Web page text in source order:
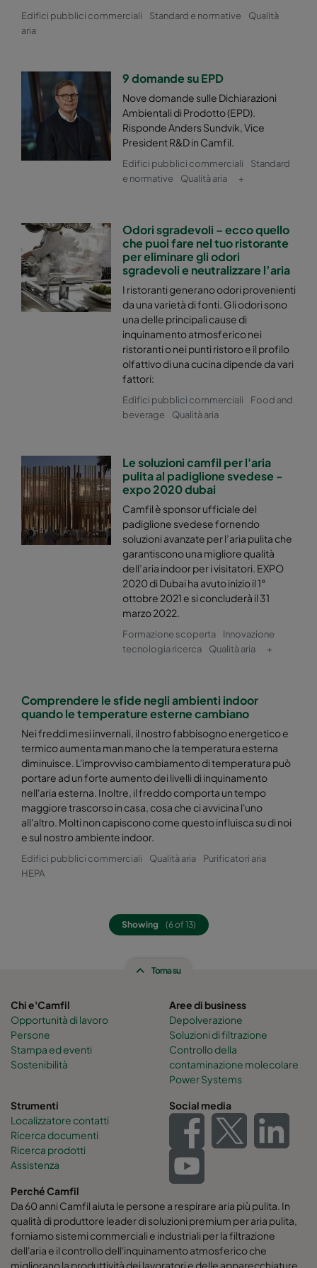
Hi-Flo 2550 :: 592x287x520-10-25 ePM2,5 50%
Hi-Flo 2550 :: 287x287x520-5-25 ePM2,5 50%
Hi-Flo 2550 :: 592x892x520-10-25 ePM2,5 50%
Hi-Flo 2550 :: 490x892x520-8-25 ePM2,5 50%
Hi-Flo 2550 :: 592x592x600-8-25 ePM2,5 50%
Hi-Flo 2550 :: 592x490x600-8-25 ePM2,5 50%
Hi-Flo 2550 :: 490x592x600-6-25 ePM2,5 50%
Hi-Flo 2550 :: 592x287x600-8-25 ePM2,5 50%
Hi-Flo 2550 :: 287x592x600-4-25 ePM2,5 50%
Hi-Flo 2550 :: 592x592x520-8-25 ePM2,5 50%
Hi-Flo 2550 :: 592x490x520-8-25 ePM2,5 50%
Hi-Flo 2550 :: 490x592x520-6-25 ePM2,5 50%
Hi-Flo 2550 :: 592x287x520-8-25 ePM2,5 50%
Hi-Flo 2550 :: 287x592x520-4-25 ePM2,5 50%
Hi-Flo 2550 :: 592x592x370-8-25 ePM2,5 50%
Hi-Flo 2550 :: 592x490x370-8-25 ePM2,5 50%
Hi-Flo 2550 :: 490x592x370-6-25 ePM2,5 50%
Hi-Flo 2550 :: 592x287x370-8-25 ePM2,5 50%
Hi-Flo 2550 :: 287x592x370-4-25 ePM2,5 50%
Hi-Flo 2550 :: 592/592/600-6-25
Hi-Flo 2550 :: 592x490x600-6-25
Hi-Flo 2550 :: 490x592x600-5-25 ePM2,5 50%
Hi-Flo 2550 :: 592x287x600-6-25 ePM2,5 50%
Hi-Flo 2550 :: 287x287x600-3-25 ePM2,5 50%
Hi-Flo 0160 :: 592x592x640-12-25
Hi-Flo 0160 :: 592x490x640-12-25 ePM1 60%
Hi-Flo 0160 :: 490x592x640-10-25 ePM1 60%
Edifici pubblici commerciali Standard e normative
Qualità
aria
9 domande su EPD
Nove domande sulle Dichiarazioni
Ambientali di Prodotto (EPD).
Risponde Anders Sundvik, Vice
President R&D in Camfil.
Edifici pubblici commerciali
Standard
e normative
Qualità aria +
Odori sgradevoli – ecco quello
che puoi fare nel tuo ristorante
per eliminare gli odori
sgradevoli e neutralizzare l’aria
I ristoranti generano odori provenienti
da una varietà di fonti. Gli odori sono
una delle principali cause di
inquinamento atmosferico nei
ristoranti o nei punti ristoro e il profilo
olfattivo di una cucina dipende da vari
fattori:
Edifici pubblici commerciali
Food and
beverage
Qualità aria
Le soluzioni camfil per l'aria
pulita al padiglione svedese -
expo 2020 dubai
Camfil è sponsor ufficiale del
padiglione svedese fornendo
soluzioni avanzate per l’aria pulita che
garantiscono una migliore qualità
dell’aria indoor per i visitatori. EXPO
2020 di Dubai ha avuto inizio il 1°
ottobre 2021 e si concluderà il 31
marzo 2022.
Formazione scoperta
Innovazione
tecnologia ricerca
Qualità aria +
Comprendere le sfide negli ambienti indoor
quando le temperature esterne cambiano
Nei freddi mesi invernali, il nostro fabbisogno energetico e
termico aumenta man mano che la temperatura esterna
diminuisce. L'improvviso cambiamento di temperatura può
portare ad un forte aumento dei livelli di inquinamento
nell'aria esterna. Inoltre, il freddo comporta un tempo
maggiore trascorso in casa, cosa che ci avvicina l'uno
all'altro. Molti non capiscono come questo influisca su di noi
e sul nostro ambiente indoor.
Edifici pubblici commerciali Qualità aria
Purificatori aria
HEPA
Showing (6 of 13)
Torna su
Chi e'Camfil
Opportunità di lavoro
Persone
Stampa ed eventi
Sostenibilità
Aree di business
Depolverazione
Soluzioni di filtrazione
Controllo della
contaminazione molecolare
Power Systems
Strumenti
Localizzatore contatti
Ricerca documenti
Ricerca prodotti
Assistenza
Social media
Perché Camfil
Da 60 anni Camfil aiuta le persone a respirare aria più pulita. In
qualità di produttore leader di soluzioni premium per aria pulita,
forniamo sistemi commerciali e industriali per la filtrazione
dell'aria e il controllo dell'inquinamento atmosferico che
migliorano la produttività dei lavoratori e delle apparecchiature,